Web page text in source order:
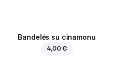
Bandelės su cinamonu
4,00 €